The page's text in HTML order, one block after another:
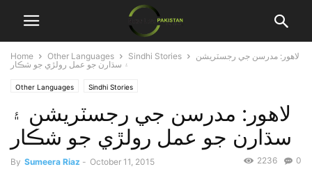
Home Other Languages Sindhi Stories
لاهور: مدرسن جي رجسٽريشن
۽ سڌارن جو عمل رولڙي جو شڪار
Other Languages Sindhi Stories
لاهور: مدرسن جي رجسٽريشن ۽
سڌارن جو عمل رولڙي جو شڪار
By Sumeera Riaz - October 11, 2015 0
2236